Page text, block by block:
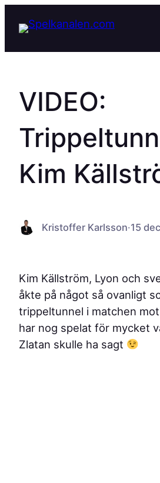
VIDEO:
Kim
Kristoffer Karlsson·15
Kim Källström, Lyon och
åkte på något så ovanligt
trippeltunnel i matchen
har nog spelat för mycket
Zlatan skulle ha sagt